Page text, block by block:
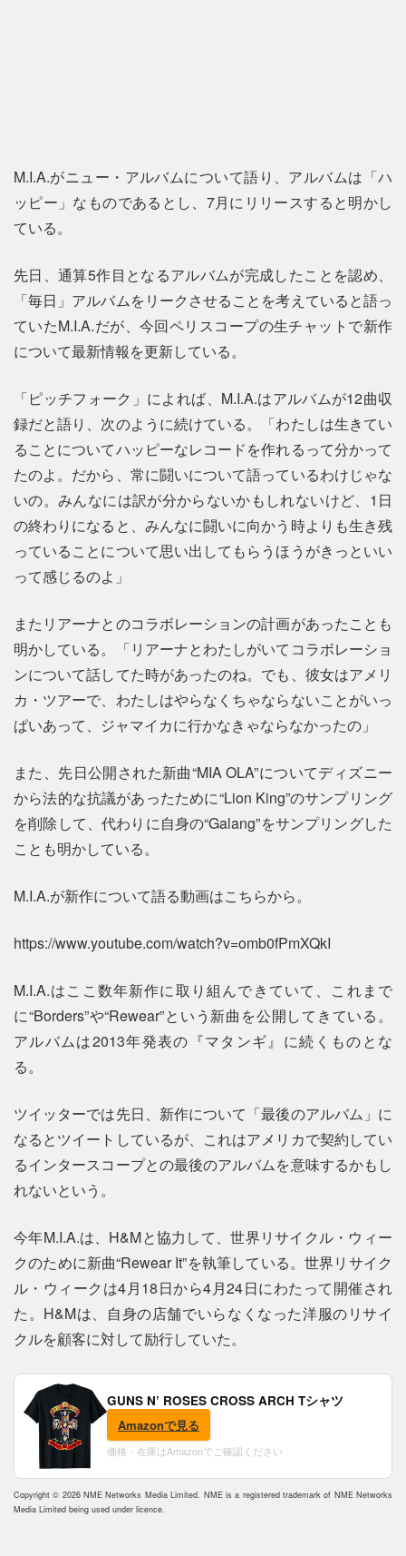
M.I.A.がニュー・アルバムについて語り、アルバムは「ハ
ッピー」なものであるとし、7月にリリースすると明かし
ている。
先日、通算5作目となるアルバムが完成したことを認め、
「毎日」アルバムをリークさせることを考えていると語っ
ていたM.I.A.だが、今回ペリスコープの生チャットで新作
について最新情報を更新している。
「ピッチフォーク」によれば、M.I.A.はアルバムが12曲収
録だと語り、次のように続けている。「わたしは生きてい
ることについてハッピーなレコードを作れるって分かって
たのよ。だから、常に闘いについて語っているわけじゃな
いの。みんなには訳が分からないかもしれないけど、1日
の終わりになると、みんなに闘いに向かう時よりも生き残
っていることについて思い出してもらうほうがきっといい
って感じるのよ」
またリアーナとのコラボレーションの計画があったことも
明かしている。「リアーナとわたしがいてコラボレーショ
ンについて話してた時があったのね。でも、彼女はアメリ
カ・ツアーで、わたしはやらなくちゃならないことがいっ
ぱいあって、ジャマイカに行かなきゃならなかったの」
また、先日公開された新曲“MIA OLA”についてディズニー
から法的な抗議があったために“Lion King”のサンプリング
を削除して、代わりに自身の“Galang”をサンプリングした
ことも明かしている。
M.I.A.が新作について語る動画はこちらから。
https://www.youtube.com/watch?v=omb0fPmXQkI
M.I.A.はここ数年新作に取り組んできていて、これまで
に“Borders”や“Rewear”という新曲を公開してきている。
アルバムは2013年発表の『マタンギ』に続くものとな
る。
ツイッターでは先日、新作について「最後のアルバム」に
なるとツイートしているが、これはアメリカで契約してい
るインタースコープとの最後のアルバムを意味するかもし
れないという。
今年M.I.A.は、H&Mと協力して、世界リサイクル・ウィー
クのために新曲“Rewear It”を執筆している。世界リサイク
ル・ウィークは4月18日から4月24日にわたって開催され
た。H&Mは、自身の店舗でいらなくなった洋服のリサイ
クルを顧客に対して励行していた。
GUNS N’ ROSES CROSS ARCH Tシャツ
Amazonで見る
価格・在庫はAmazonでご確認ください
Copyright © 2026 NME Networks Media Limited. NME is a registered trademark of NME Networks
Media Limited being used under licence.